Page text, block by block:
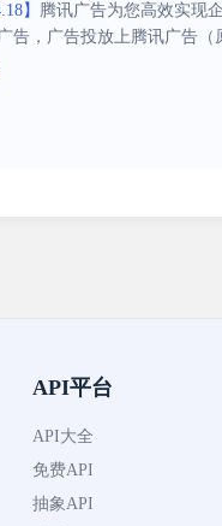
】
腾讯广告为您高效实现
告，广告投放上腾讯广告（
API平台
API大全
免费API
抽象API